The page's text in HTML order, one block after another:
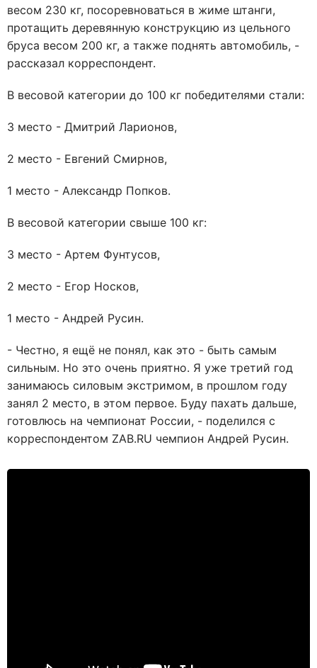
весом 230 кг, посоревноваться в жиме штанги,
протащить деревянную конструкцию из цельного
бруса весом 200 кг, а также поднять автомобиль, -
рассказал корреспондент.
В весовой категории до 100 кг победителями стали:
3 место - Дмитрий Ларионов,
2 место - Евгений Смирнов,
1 место - Александр Попков.
В весовой категории свыше 100 кг:
3 место - Артем Фунтусов,
2 место - Егор Носков,
1 место - Андрей Русин.
- Честно, я ещё не понял, как это - быть самым
сильным. Но это очень приятно. Я уже третий год
занимаюсь силовым экстримом, в прошлом году
занял 2 место, в этом первое. Буду пахать дальше,
готовлюсь на чемпионат России, - поделился с
корреспондентом ZAB.RU чемпион Андрей Русин.